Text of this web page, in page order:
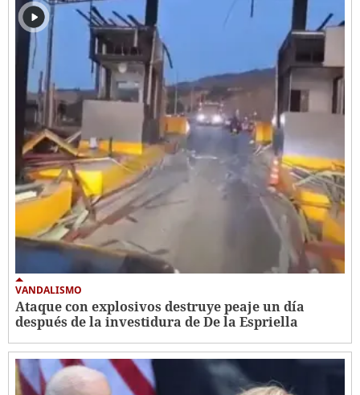
VANDALISMO
Ataque con explosivos destruye peaje un día
después de la investidura de De la Espriella